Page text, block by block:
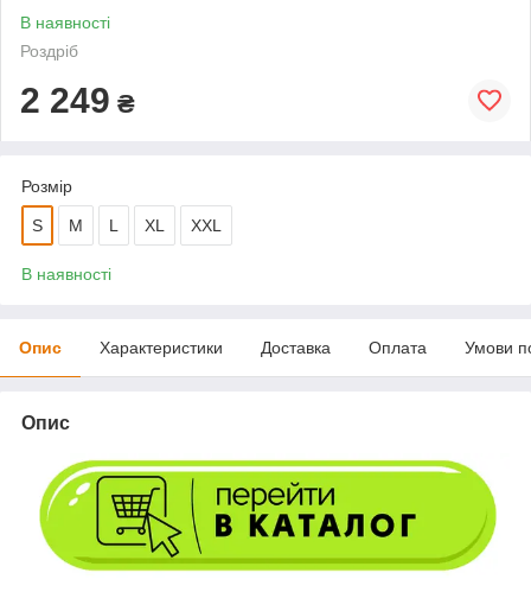
В наявності
Роздріб
2 249 ₴
Розмір
S M L XL XXL
В наявності
Опис Характеристики Доставка Оплата Умови
Опис